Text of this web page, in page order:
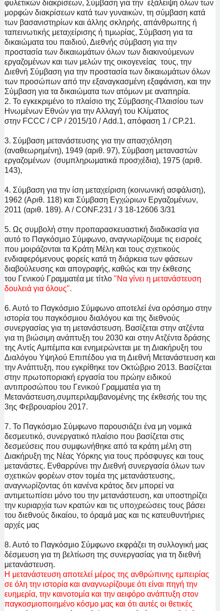
φυλετικών διακρίσεων, Σύμβαση για την εξάλειψη όλων των
μορφών διακρίσεων κατά των γυναικών, τη σύμβαση κατά
των βασανιστηρίων και άλλης σκληρής, απάνθρωπης ή
ταπεινωτικής μεταχείρισης ή τιμωρίας, Σύμβαση για τα
δικαιώματα του παιδιού, Διεθνής σύμβαση για την
προστασία των δικαιωμάτων όλων των διακινούμενων
εργαζομένων και των μελών της οικογενείας τους, την
Διεθνή Σύμβαση για την προστασία των δικαιωμάτων όλων
των προσώπων από την εξαναγκασμένη εξαφάνιση, και την
Σύμβαση για τα δικαιώματα των ατόμων με αναπηρία.
2. Το εγκεκριμένο το πλαίσιο της Σύμβασης-Πλαισίου των
Ηνωμένων Εθνών για την Αλλαγή του Κλίματος
στην FCCC /CP / 2015/10 /Add.1, απόφαση 1 / CP.21.
3. Σύμβαση μετανάστευσης για την απασχόληση
(αναθεωρημένη), 1949 (αριθ. 97), Σύμβαση μεταναστών
εργαζομένων (συμπληρωματικά προσχέδια), 1975 (αριθ.
143),
4. Σύμβαση για την ίση μεταχείριση (κοινωνική ασφάλιση),
1962 (Αριθ. 118) και Σύμβαση Εγχώριων Εργαζομένων,
2011 (αριθ. 189). A / CONF.231 / 3 18-12606 3/31
5. Ως συμβολή στην προπαρασκευαστική διαδικασία για
αυτό το Παγκόσμιο Σύμφωνο, αναγνωρίζουμε τις εισροές
που μοιράζονται τα Κράτη Μέλη και τους σχετικούς
ενδιαφερόμενους φορείς κατά τη διάρκεια των φάσεων
διαβούλευσης και απογραφής, καθώς και την έκθεσης
του Γενικού Γραμματέα με τίτλο "Να γίνει η μετανάστευση
δουλειά για όλους".
6. Αυτό το Παγκόσμιο Σύμφωνο αποτελεί ένα ορόσημο στην
ιστορία του παγκόσμιου διαλόγου και της διεθνούς
συνεργασίας για τη μετανάστευση. Βασίζεται στην ατζέντα
για τη βιώσιμη ανάπτυξη του 2030 και στην Ατζέντα δράσης
της Αντίς Αμπέμπα και ενημερώνεται με τη Διακήρυξη του
Διαλόγου Υψηλού Επιπέδου για τη Διεθνή Μετανάστευση και
την Ανάπτυξη, που εγκρίθηκε τον Οκτώβριο 2013. Βασίζεται
στην πρωτοποριακή εργασία του πρώην ειδικού
αντιπροσώπου του Γενικού Γραμματέα για τη
Μετανάστευση,συμπεριλαμβανομένης της έκθεσής του της
3ης Φεβρουαρίου 2017.
7. Το Παγκόσμιο Σύμφωνο παρουσιάζει ένα μη νομικά
δεσμευτικό, συνεργατικό πλαίσιο που βασίζεται στις
δεσμεύσεις που συμφωνήθηκε από τα κράτη μέλη στη
Διακήρυξη της Νέας Υόρκης για τους πρόσφυγες και τους
μετανάστες. Ενθαρρύνει την Διεθνή συνεργασία όλων των
σχετικών φορέων στον τομέα της μετανάστευσης,
αναγνωρίζοντας ότι κανένα κράτος δεν μπορεί να
αντιμετωπίσει μόνο του την μετανάστευση, και υποστηρίζει
την κυριαρχία των κρατών και τις υποχρεώσεις τους βάσει
του διεθνούς δικαίου, το όραμά μας και τις κατευθυντήριες
αρχές μας
8. Αυτό το Παγκόσμιο Σύμφωνο εκφράζει τη συλλογική μας
δέσμευση για τη βελτίωση της συνεργασίας για τη διεθνή
μετανάστευση.
Η μετανάστευση αποτελεί μέρος της ανθρώπινης εμπειρίας
σε όλη την ιστορία και αναγνωρίζουμε ότι είναι πηγή την
ευημερία, την καινοτομία και την αειφόρο ανάπτυξη στον
παγκοσμιοποιημένο κόσμο μας και ότι αυτές οι θετικές